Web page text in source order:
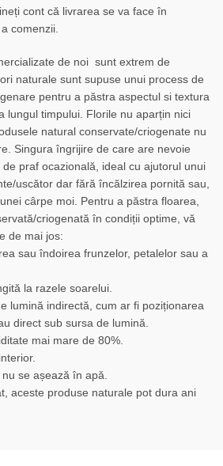
cont că livrarea se va face în
comenzii.
de noi sunt extrem de
naturale sunt supuse unui process de
pentru a păstra aspectul si textura
lungul timpului. Florile nu aparțin nici
natural conservate/criogenate nu
Singura îngrijire de care are nevoie
praf ocazională, ideal cu ajutorul unui
uscător dar fără încălzirea pornită sau,
cârpe moi. Pentru a păstra floarea,
criogenată în condiții optime, vă
de mai jos:
sau îndoirea frunzelor, petalelor sau a
la razele soarelui.
lumină indirectă, cum ar fi poziționarea
direct sub sursa de lumină.
mai mare de 80%.
se așează în apă.
aceste produse naturale pot dura ani